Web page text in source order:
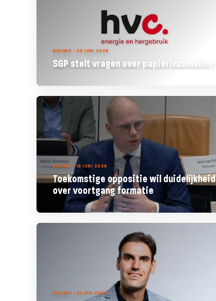
NIEUWS - 29 JUNI 2026
SGP stelt vragen over papierinzameling
NIEUWS - 16 JUNI 2026
Toekomstige oppositie wil duidelijkheid
over voortgang formatie
NIEUWS - 22 MEI 2026